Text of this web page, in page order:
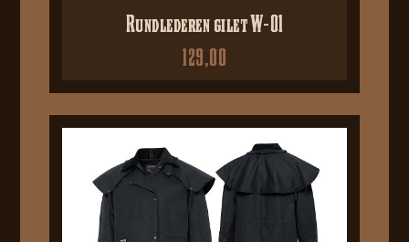
Rundlederen gilet W-01
129,00